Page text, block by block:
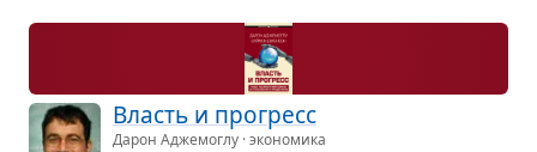
Власть и про­гресс
Дарон Аджемоглу · экономика